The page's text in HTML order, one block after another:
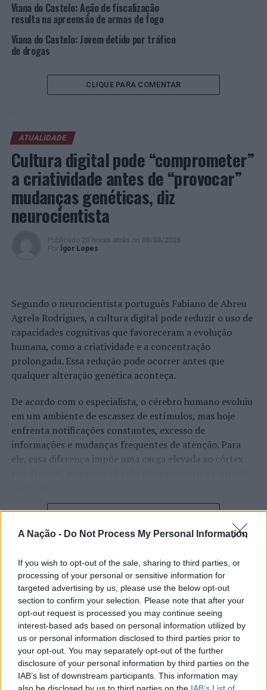
A Nação - Do Not Process My Personal Information
If you wish to opt-out of the sale, sharing to third parties, or
processing of your personal or sensitive information for
targeted advertising by us, please use the below opt-out
section to confirm your selection. Please note that after your
opt-out request is processed you may continue seeing
interest-based ads based on personal information utilized by
us or personal information disclosed to third parties prior to
your opt-out. You may separately opt-out of the further
disclosure of your personal information by third parties on the
IAB’s list of downstream participants. This information may
“A Coesão Territorial tem sido uma prioridade do
Município de Viana do Castelo, que tem vindo a
aumentar o orçamento das freguesias. De lembrar que,
desenvolvimento das freguesias tiveram em 2021 um
acréscimo orçamental de 10%, em valor de investimento
Fotos: CMVC.
TÓPICOS RELACIONADOS:
CÂMARA MUNICIPAL DE VIANA DO CASTELO
DESTAQUE
LUÍS NOBRE
SANTA MARTA DE PORTUZELO
VIANA DO CASTELO
Distrito de Aveiro: PSP faz cinco detenções por
condução sob influência do álcool
Viana do Castelo: Ação de fiscalização
resulta na apreensão de armas de fogo
Viana do Castelo: Jovem detido por tráfico
de drogas
CLIQUE PARA COMENTAR
ATUALIDADE
Cultura digital pode “comprometer”
a criatividade antes de “provocar”
mudanças genéticas, diz
neurocientista
Publicado 20 horas atrás on 08/08/2026
Por
Ígor Lopes
Segundo o neurocientista português Fabiano de Abreu
Agrela Rodrigues, a cultura digital pode reduzir o uso de
capacidades cognitivas que favoreceram a evolução
humana, como a criatividade e a concentração
prolongada. Essa redução pode ocorrer antes que
qualquer alteração genética aconteça.
De acordo com o especialista, o cérebro humano evoluiu
em um ambiente de escassez de estímulos, mas hoje
enfrenta notificações constantes, excesso de
informações e mudanças frequentes de atenção. Para
ele, essa diferença impõe uma carga elevada ao córtex
O pesquisador afirma que plataformas digitais também
estimulam continuamente o sistema de recompensa do
cérebro, favorecendo a fadiga mental, a dificuldade de
manter a atenção e a procrastinação. Na sua visão,
tarefas inacabadas permanecem ativas na memória e
aumentam a sensação de sobrecarga, enquanto o stress
prolongado pode elevar os níveis de cortisol e
prejudicar o desempenho cognitivo.
Fabiano de Abreu Agrela Rodrigues ressalta que não há
evidências de que o ambiente digital provoque mudanças
genéticas na espécie humana. A adaptação observada,
afirma, ocorre por meio da neuroplasticidade, processo
CONTINUAR A LER
ATUALIDADE
“Millennium Estoril Open 2026”
regressou ao circuito ATP com
vitória do francês Luca Van Assche
Publicado 2 dias atrás on 07/08/2026
Ígor Lopes